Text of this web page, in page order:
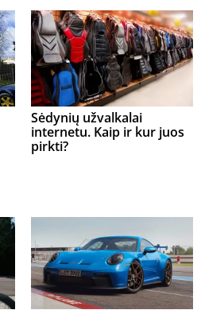
Sėdynių užvalkalai
internetu. Kaip ir kur juos
pirkti?